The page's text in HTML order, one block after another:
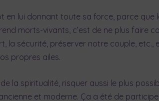
en lui donnant toute sa force, parce
morts-vivants, c’est de ne plus faire
la sécurité, préserver notre couple, etc.,
propres ailes.
la spiritualité, risquer aussi le plus
ancienne et moderne. Ça a été de